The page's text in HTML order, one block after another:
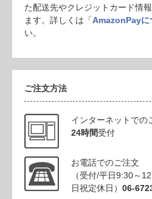
た配送先やクレジットカード情
ます。詳しくは「AmazonPayに
い。
ご注文方法
インターネットでの
24時間受付
お電話でのご注文
（受付/平日9:30～
日祝定休日） 06-